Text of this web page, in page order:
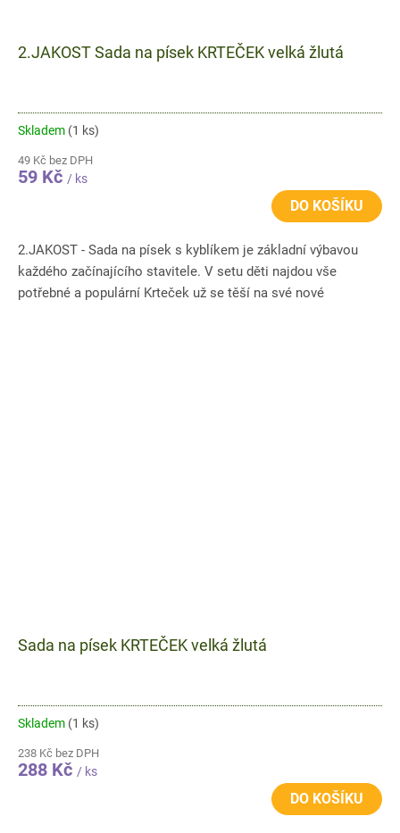
2.JAKOST Sada na písek KRTEČEK velká žlutá
Skladem (1 ks)
49 Kč bez DPH
59 Kč / ks
DO KOŠÍKU
2.JAKOST - Sada na písek s kyblíkem je základní výbavou
každého začínajícího stavitele. V setu děti najdou vše
potřebné a populární Krteček už se těší na své nové
Sada na písek KRTEČEK velká žlutá
Skladem (1 ks)
238 Kč bez DPH
288 Kč / ks
DO KOŠÍKU